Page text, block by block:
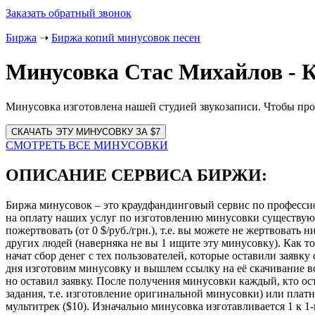
Заказать обратный звонок
Биржа ➝ Биржа копий минусовок песен
Минусовка Стас Михайлов - К
Минусовка изготовлена нашей студией звукозаписи. Чтобы
Website
URL
СМОТРЕТЬ ВСЕ МИНУСОВКИ
ОПИСАНИЕ СЕРВИСА БИРЖИ:
Биржа минусовок – это краудфандинговый сервис по
на оплату наших услуг по изготовлению минусовки
пожертвовать (от 0 $/руб./грн.), т.е. вы можете не жертвовать
других людей (наверняка не вы 1 ищите эту минусовку). Как
начат сбор денег с тех пользователей, которые оставили
дня изготовим минусовку и вышлем ссылку на её скачивание
но оставил заявку. После получения минусовки каждый, кто
задания, т.е. изготовление оригинальной минусовки) или
мультитрек ($10). Изначально минусовка изготавливается 1 к